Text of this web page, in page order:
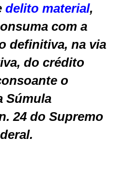
delito material,
com a
definitiva, na via
do crédito
o
Súmula
24 do Supremo